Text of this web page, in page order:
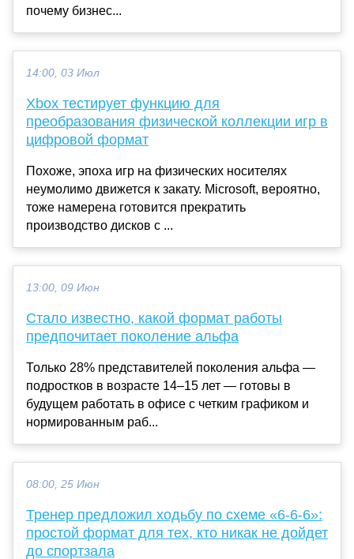
почему бизнес...
14:00, 03 Июл
Xbox тестирует функцию для
преобразования физической коллекции игр в
цифровой формат
Похоже, эпоха игр на физических носителях
неумолимо движется к закату. Microsoft, вероятно,
тоже намерена готовится прекратить
производство дисков с ...
13:00, 09 Июн
Стало известно, какой формат работы
предпочитает поколение альфа
Только 28% представителей поколения альфа —
подростков в возрасте 14–15 лет — готовы в
будущем работать в офисе с четким графиком и
нормированным раб...
08:00, 25 Июн
Тренер предложил ходьбу по схеме «6-6-6»:
простой формат для тех, кто никак не дойдет
до спортзала